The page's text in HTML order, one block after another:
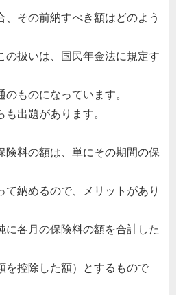
、その前納すべき額はどのよう
扱いは、 国民年金法に規定す
ものになっています。
出題があります。
険料の額は、単にその期間の保
て納めるので、メリットがあり
に各月の保険料の額を合計した
を控除した額）とするもので